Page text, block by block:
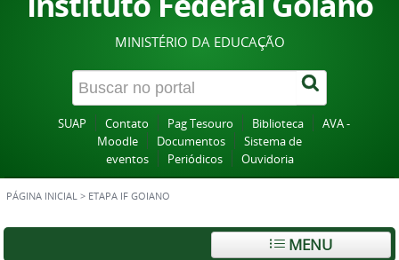
Acesso à informação
Legislação
Canais
MINISTÉRIO DA EDUCAÇÃO
SUAP Contato Pag Tesouro Biblioteca
AVA -
Moodle
Documentos
Sistema de
eventos
Periódicos Ouvidoria
PÁGINA INICIAL > ETAPA IF GOIANO
MENU